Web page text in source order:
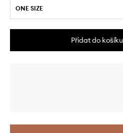
ONE SIZE
Přidat do košíku